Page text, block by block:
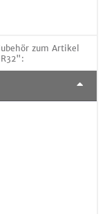
zum Artikel